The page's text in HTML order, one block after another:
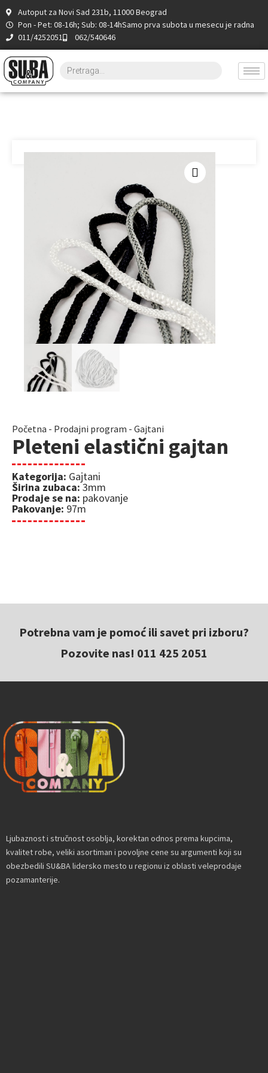
Autoput za Novi Sad 231b, 11000 Beograd
Pon - Pet: 08-16h; Sub: 08-14hSamo prva subota u mesecu je radna
011/4252051
062/540646
Početna - Prodajni program - Gajtani
Pleteni elastični gajtan
Kategorija: Gajtani
Širina zubaca:3mm
Prodaje se na: pakovanje
Pakovanje: 97m
Potrebna vam je pomoć ili savet pri izboru?
Pozovite nas! 011 425 2051
Ljubaznost i stručnost osoblja, korektan odnos prema kupcima,
kvalitet robe, veliki asortiman i povoljne cene su argumenti koji su
obezbedili SU&BA lidersko mesto u regionu iz oblasti veleprodaje
pozamanterije.